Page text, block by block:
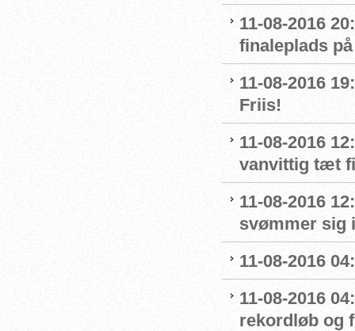
11-08-2016
finaleplads
11-08-2016
Friis!
11-08-2016
vanvittig tæt
11-08-2016
svømmer sig
11-08-2016
11-08-2016
rekordløb og